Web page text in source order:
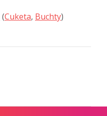
(Cuketa, Buchty)